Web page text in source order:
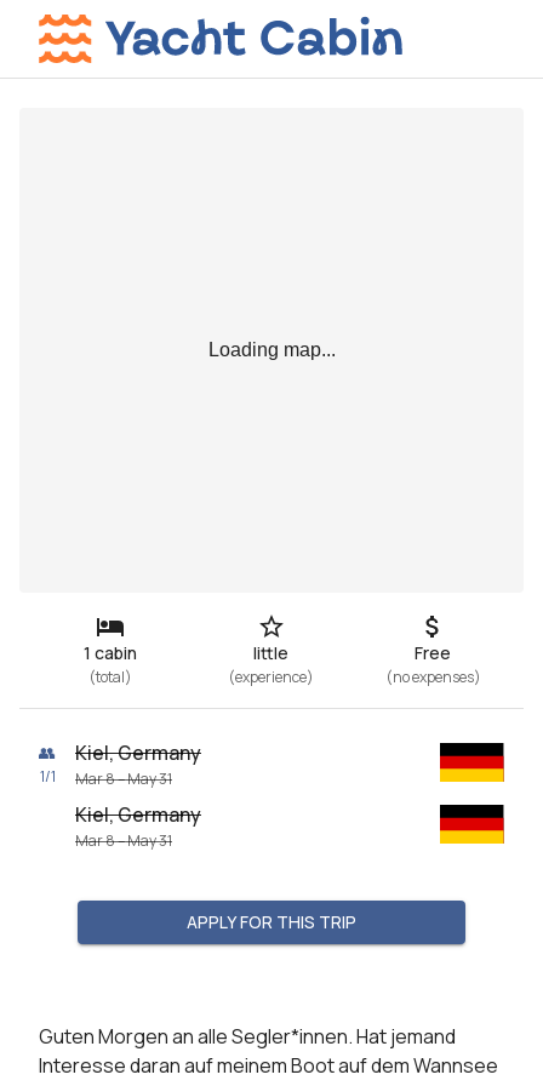
Loading map...
1 cabin
(total)
little
(experience)
Free
(no expenses)
👥
1/1
Kiel, Germany
Mar 8 – May 31
Kiel, Germany
Mar 8 – May 31
APPLY FOR THIS TRIP
Guten Morgen an alle Segler*innen. Hat jemand
Interesse daran auf meinem Boot auf dem Wannsee